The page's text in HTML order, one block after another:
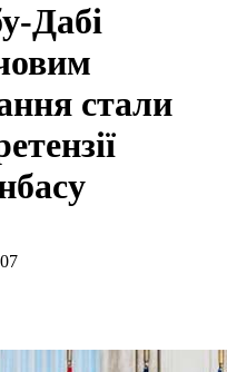
Дабі
стали